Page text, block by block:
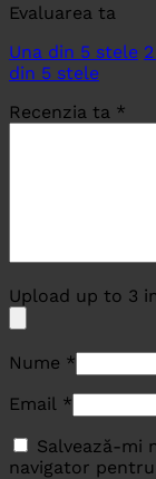
Evaluarea ta
Una din 5 stele
din 5 stele
Recenzia ta *
Upload up to 3
Nume *
Email *
Salvează-mi
navigator